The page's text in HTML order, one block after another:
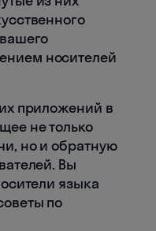
носителей
приложений в
не только
но и обратную
Вы
языка
по